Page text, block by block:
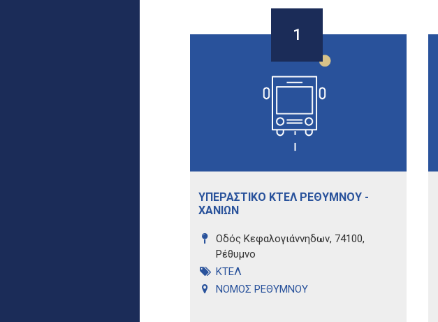
1
ΥΠΕΡΑΣΤΙΚΟ ΚΤΕΛ ΡΕΘΥΜΝΟΥ -
ΧΑΝΙΩΝ
Οδός Κεφαλογιάννηδων, 74100,
Ρέθυμνο
ΚΤΕΛ
ΝΟΜΟΣ ΡΕΘΥΜΝΟΥ